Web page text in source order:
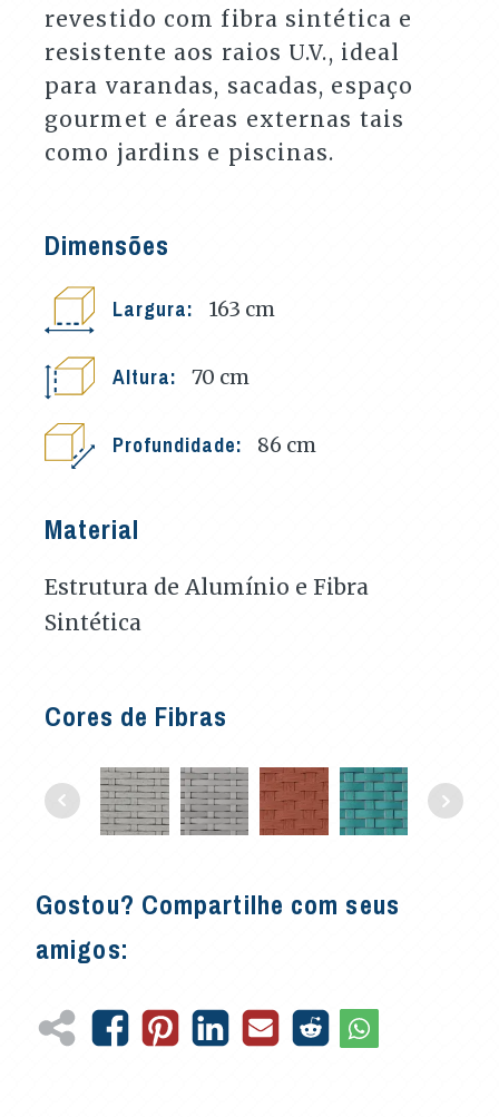
revestido com fibra sintética e
resistente aos raios U.V., ideal
para varandas, sacadas, espaço
gourmet e áreas externas tais
como jardins e piscinas.
Dimensões
Largura: 163 cm
Altura: 70 cm
Profundidade: 86 cm
Material
Estrutura de Alumínio e Fibra
Sintética
Cores de Fibras
Gostou? Compartilhe com seus
amigos: